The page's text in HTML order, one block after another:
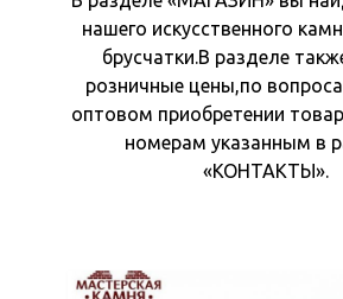
нашего искусственного
брусчатки.В разделе
розничные цены,по
оптовом приобретении
номерам указанным в
«КОНТАКТЫ».